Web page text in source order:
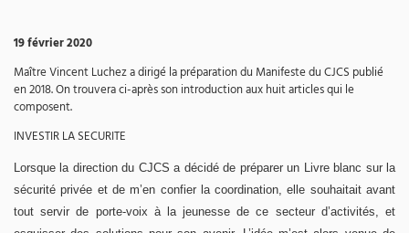
19 février 2020
Maître Vincent Luchez a dirigé la préparation du Manifeste du CJCS publié
en 2018. On trouvera ci-après son introduction aux huit articles qui le
composent.
INVESTIR LA SECURITE
Lorsque la direction du CJCS a décidé de préparer un Livre blanc sur la
sécurité privée et de m’en confier la coordination, elle souhaitait avant
tout servir de porte-voix à la jeunesse de ce secteur d’activités, et